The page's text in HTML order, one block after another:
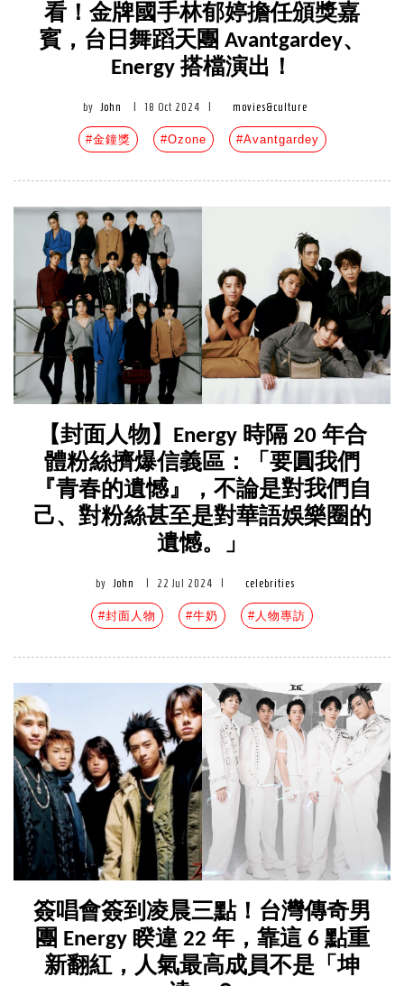
看！金牌國手林郁婷擔任頒獎嘉
賓，台日舞蹈天團 Avantgardey、
Energy 搭檔演出！
by John 18 Oct 2024 movies&culture
#金鐘獎 #Ozone #Avantgardey
【封面人物】Energy 時隔 20 年合
體粉絲擠爆信義區：「要圓我們
『青春的遺憾』，不論是對我們自
己、對粉絲甚至是對華語娛樂圈的
遺憾。」
by John 22 Jul 2024 celebrities
#封面人物 #牛奶 #人物專訪
簽唱會簽到凌晨三點！台灣傳奇男
團 Energy 睽違 22 年，靠這 6 點重
新翻紅，人氣最高成員不是「坤